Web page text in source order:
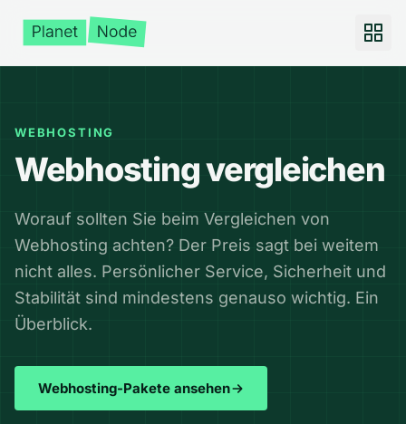
WEBHOSTING
Webhosting vergleichen
Worauf sollten Sie beim Vergleichen von
Webhosting achten? Der Preis sagt bei weitem
nicht alles. Persönlicher Service, Sicherheit und
Stabilität sind mindestens genauso wichtig. Ein
Überblick.
Webhosting-Pakete ansehen